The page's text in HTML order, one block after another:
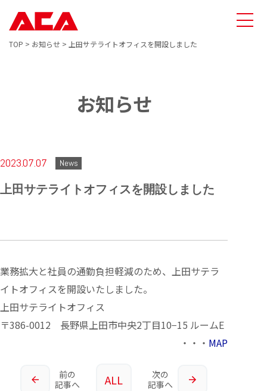
TOP > お知らせ > 上田サテライトオフィスを開設しました
お知らせ
2023.07.07 News
上田サテライトオフィスを開設しました
業務拡大と社員の通勤負担軽減のため、上田サテラ
イトオフィスを開設いたしました。
上田サテライトオフィス
〒386-0012 長野県上田市中央2丁目10−15 ルームE
・・・ MAP
前の
記事へ
ALL
次の
記事へ